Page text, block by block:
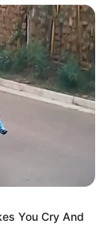
You Cry And